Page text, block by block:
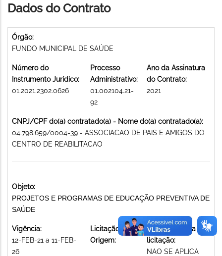
Dados do Contrato
Órgão:
FUNDO MUNICIPAL DE SAÚDE
Número do
Instrumento Jurídico:
01.2021.2302.0626
Processo
Administrativo:
01.002104.21-
92
Ano da Assinatura
do Contrato:
2021
CNPJ/CPF do(a) contratado(a) - Nome do(a) contratado(a):
04.798.659/0004-39 - ASSOCIACAO DE PAIS E AMIGOS DO
CENTRO DE REABILITACAO
Objeto:
PROJETOS E PROGRAMAS DE EDUCAÇÃO PREVENTIVA DE
SAÚDE
Vigência:
12-FEB-21 a 11-FEB-
26
Licitação de
Origem:
Modalidade da
licitação:
NAO SE APLICA